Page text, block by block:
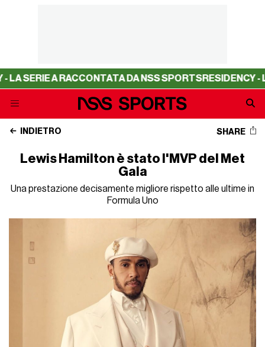
A RACCONTATA DA NSS SPORTSRESIDENCY - LA
INDIETRO SHARE
Lewis Hamilton è stato l'MVP del Met
Gala
Una prestazione decisamente migliore rispetto alle ultime in
Formula Uno